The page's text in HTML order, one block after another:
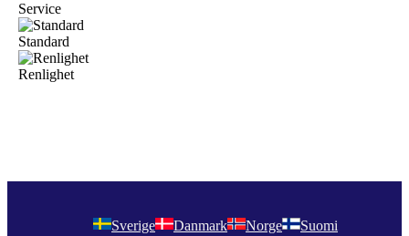
Service
Standard
Renlighet
Sverige Danmark Norge Suomi